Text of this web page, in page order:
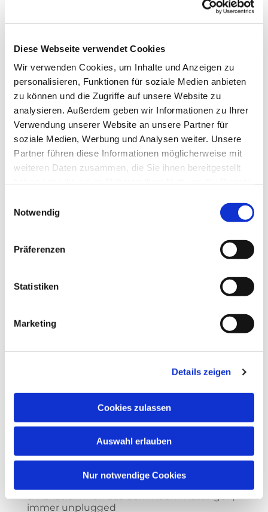
Diese Webseite verwendet Cookies
Wir verwenden Cookies, um Inhalte und Anzeigen zu
personalisieren, Funktionen für soziale Medien anbieten
zu können und die Zugriffe auf unsere Website zu
analysieren. Außerdem geben wir Informationen zu Ihrer
Verwendung unserer Website an unsere Partner für
soziale Medien, Werbung und Analysen weiter. Unsere
Partner führen diese Informationen möglicherweise mit
weiteren Daten zusammen, die Sie ihnen bereitgestellt
Notwendig
Präferenzen
Statistiken
Marketing
Details zeigen
Cookies zulassen
Auswahl erlauben
Nur notwendige Cookies
www.familienzentrum-niederwenigern.de
2020, mitten in Corona, war Premiere. Wir
Wochenende“. 25 Minuten live-music-
unplugged von Musikern, die seit Monaten
stillgelegt waren, kombiniert mit Andacht.
„Flotten Locken“, mit denen ein paar
wurden. Die Idee zum Crossover war
Alltag & Wochenende.
Nicht einfach reinstolpern ins „Weiter so“,
· Ablegen, was in der Woche gewesen ist
· Gute Musik von solchen, die‘s können:
& Künstlerinnen aus dem Raum Hattingen,
immer unplugged